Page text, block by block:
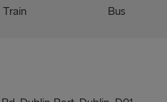
Train Bus